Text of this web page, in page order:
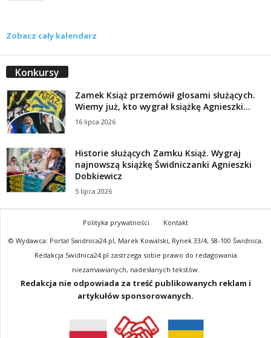
Zobacz cały kalendarz
Konkursy
Zamek Książ przemówił głosami służących.
Wiemy już, kto wygrał książkę Agnieszki...
16 lipca 2026
Historie służących Zamku Książ. Wygraj
najnowszą książkę Świdniczanki Agnieszki
Dobkiewicz
5 lipca 2026
Polityka prywatności
Kontakt
© Wydawca: Portal Swidnica24.pl, Marek Kowalski, Rynek 33/4, 58-100 Świdnica.
Redakcja Swidnica24.pl zastrzega sobie prawo do redagowania
niezamawianych, nadesłanych tekstów.
Redakcja nie odpowiada za treść publikowanych reklam i
artykułów sponsorowanych.